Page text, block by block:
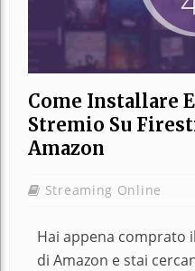
Come Installare
Stremio Su
Amazon
Streaming Online
Hai appena comprato
di Amazon e stai